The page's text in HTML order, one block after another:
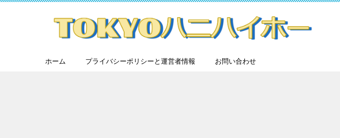
ホーム プライバシーポリシーと運営者情報 お問い合わせ